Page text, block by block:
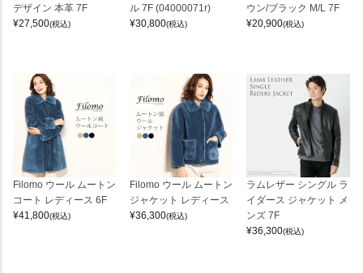
デザイン 本革 7F
¥27,500(税込)
ル 7F (04000071r)
¥30,800(税込)
ウン/ブラック M/L 7F
¥20,900(税込)
Filomo ウール ムートン
コート レディース 6F
¥41,800(税込)
Filomo ウール ムートン
ジャケット レディース
¥36,300(税込)
ラムレザー シングル ラ
イダース ジャケット メ
ンズ 7F
¥36,300(税込)